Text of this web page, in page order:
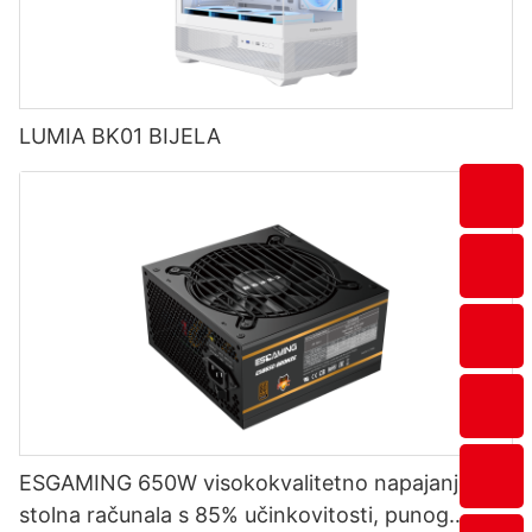
LUMIA BK01 BIJELA
ESGAMING 650W visokokvalitetno napajanje za
stolna računala s 85% učinkovitosti, punog